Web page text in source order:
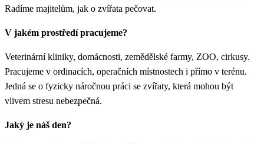
Radíme majitelům, jak o zvířata pečovat.
V jakém prostředí pracujeme?
Veterinární kliniky, domácnosti, zemědělské farmy, ZOO, cirkusy.
Pracujeme v ordinacích, operačních místnostech i přímo v terénu.
Jedná se o fyzicky náročnou práci se zvířaty, která mohou být
vlivem stresu nebezpečná.
Jaký je náš den?